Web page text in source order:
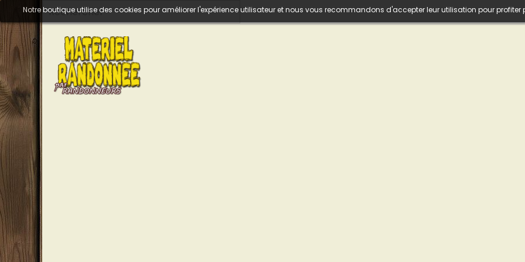
Notre boutique utilise des cookies pour améliorer l'expérience utilisateur et nous vous recommandons d'accepter leur utilisation pour